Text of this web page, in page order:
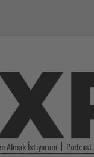
Almak İstiyorum Podcast